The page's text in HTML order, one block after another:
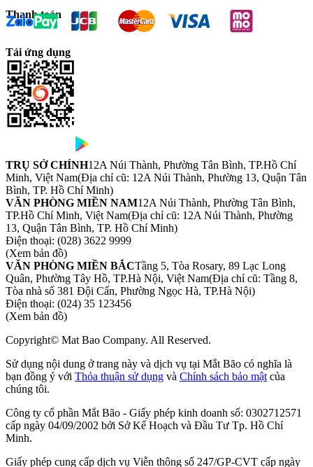
Thanh toán
Tải ứng dụng
TRỤ SỞ CHÍNH12A Núi Thành, Phường Tân Bình, TP.Hồ Chí
Minh, Việt Nam(Địa chỉ cũ: 12A Núi Thành, Phường 13, Quận Tân
Bình, TP. Hồ Chí Minh)
VĂN PHÒNG MIỀN NAM12A Núi Thành, Phường Tân Bình,
TP.Hồ Chí Minh, Việt Nam(Địa chỉ cũ: 12A Núi Thành, Phường
13, Quận Tân Bình, TP. Hồ Chí Minh)
Điện thoại: (028) 3622 9999
(Xem bản đồ)
VĂN PHÒNG MIỀN BẮCTầng 5, Tòa Rosary, 89 Lạc Long
Quân, Phường Tây Hồ, TP.Hà Nội, Việt Nam(Địa chỉ cũ: Tầng 8,
Tòa nhà số 381 Đội Cấn, Phường Ngọc Hà, TP.Hà Nội)
Điện thoại: (024) 35 123456
(Xem bản đồ)
Copyright© Mat Bao Company. All Reserved.
Sử dụng nội dung ở trang này và dịch vụ tại Mắt Bão có nghĩa là
bạn đồng ý với Thỏa thuận sử dụng và Chính sách bảo mật của
chúng tôi.
Công ty cổ phần Mắt Bão - Giấy phép kinh doanh số: 0302712571
cấp ngày 04/09/2002 bởi Sở Kế Hoạch và Đầu Tư Tp. Hồ Chí
Minh.
Giấy phép cung cấp dịch vụ Viễn thông số 247/GP-CVT cấp ngày